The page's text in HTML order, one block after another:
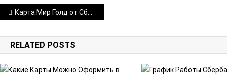
Навигация
по
записям
Карта Мир Голд от Сбербанка Зарплатная Сколько Можно Снять Наличных в День • Условия получения
RELATED POSTS